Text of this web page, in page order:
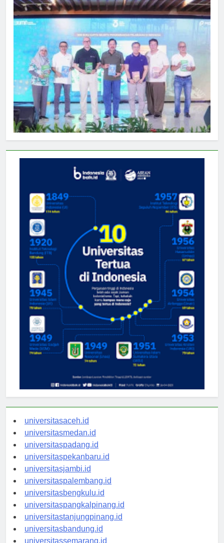
universitasaceh.id
universitasmedan.id
universitaspadang.id
universitaspekanbaru.id
universitasjambi.id
universitaspalembang.id
universitasbengkulu.id
universitaspangkalpinang.id
universitastanjungpinang.id
universitasbandung.id